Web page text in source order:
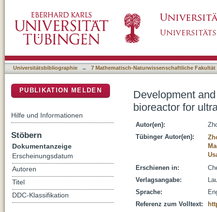
bioprocesses
Universitätsbibliographie → 7 Mathematisch-Naturwissenschaftliche Fakultät
Development
bioreactor for
Autor(en):
Tübinger Autor(en):
Erschienen in:
Verlagsangabe:
Sprache:
Referenz zum Volltext:
PUBLIKATION MELDEN
Hilfe und Informationen
Stöbern
Dokumentanzeige
Erscheinungsdatum
Autoren
Titel
DDC-Klassifikation